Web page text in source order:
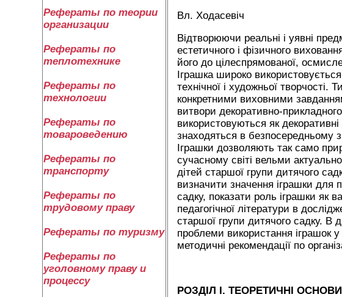
Рефераты по теории
организации
Рефераты по
теплотехнике
Рефераты по
технологии
Рефераты по
товароведению
Рефераты по
транспорту
Рефераты по
трудовому праву
Рефераты по туризму
Рефераты по
уголовному праву и
процессу
Вл. Ходасевіч
Відтворюючи реальні і уявні
естетичного і фізичного
його до цілеспрямованої,
Іграшка широко
технічної і художньої
конкретними виховними
витвори декоративно-
використовуються як
знаходяться в безпосередньому
Іграшки дозволяють так само
сучасному світі вельми
дітей старшої групи дитячого
визначити значення іграшки для
садку, показати роль іграшки як
педагогічної літератури в
старшої групи дитячого садку. В
проблеми використання іграшок
методичні рекомендації по
РОЗДІЛ I. ТЕОРЕТИЧНІ